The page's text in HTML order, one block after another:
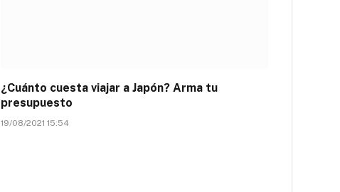
¿Cuánto cuesta viajar a Japón? Arma tu
presupuesto
19/08/2021 15:54